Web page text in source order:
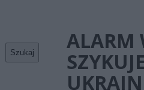
Szukaj
ALARM